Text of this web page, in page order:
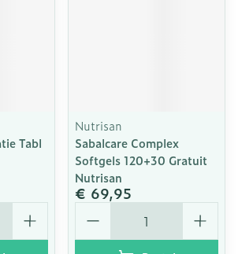
Tabl
Nutrisan
Sabalcare Complex
Softgels 120+30 Gratuit
Nutrisan
€ 69,95
Aantal